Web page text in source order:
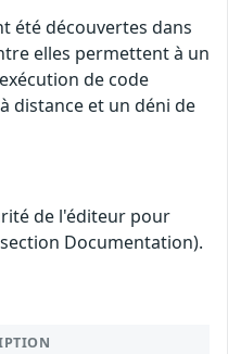
été découvertes dans
elles permettent à un
de code
distance et un déni de
de l'éditeur pour
Documentation).